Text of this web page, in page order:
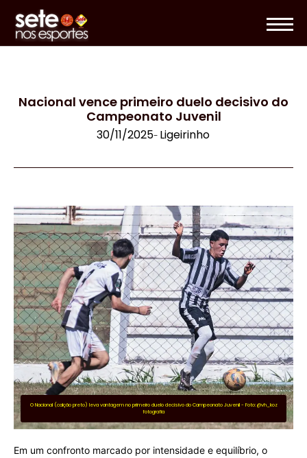
Nacional vence primeiro duelo decisivo do
Campeonato Juvenil
30/11/2025- Ligeirinho
O Nacional (calção preto) leva vantagem no primeiro duelo decisivo do Campeonato Juvenil - Foto: @vh_koz
fotografia
Em um confronto marcado por intensidade e equilíbrio, o